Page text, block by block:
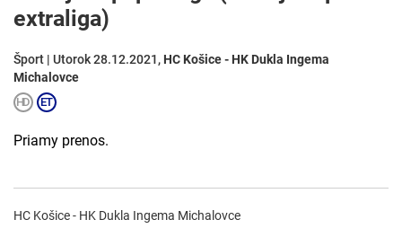
extraliga)
Šport | Utorok 28.12.2021, HC Košice - HK Dukla Ingema
Michalovce
Priamy prenos.
HC Košice - HK Dukla Ingema Michalovce